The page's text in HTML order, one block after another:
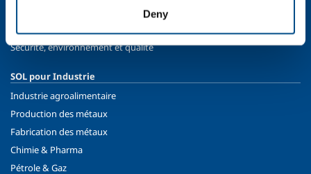
Deny
Durabilité
Sécurité, environnement et qualité
SOL pour Industrie
Industrie agroalimentaire
Production des métaux
Fabrication des métaux
Chimie & Pharma
Pétrole & Gaz